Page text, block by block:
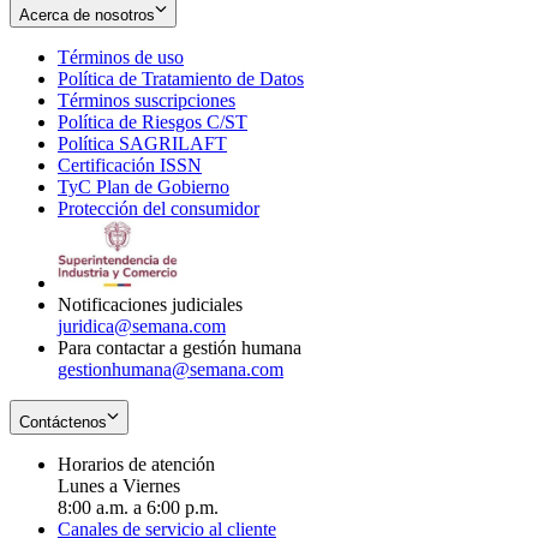
Acerca de nosotros
Términos de uso
in
new
window
Política de Tratamiento de Datos
Términos suscripciones
in
Política de Riesgos C/ST
Política SAGRILAFT
new
window
Certificación ISSN
in
new
TyC Plan de Gobierno
in
Protección del consumidorOpens
Notificaciones judiciales
juridica@semana.com
Para contactar a gestión humana
gestionhumana@semana.com
Contáctenos
Horarios de atención
Lunes a Viernes
8:00 a.m. a 6:00 p.m.
Canales de servicio al cliente